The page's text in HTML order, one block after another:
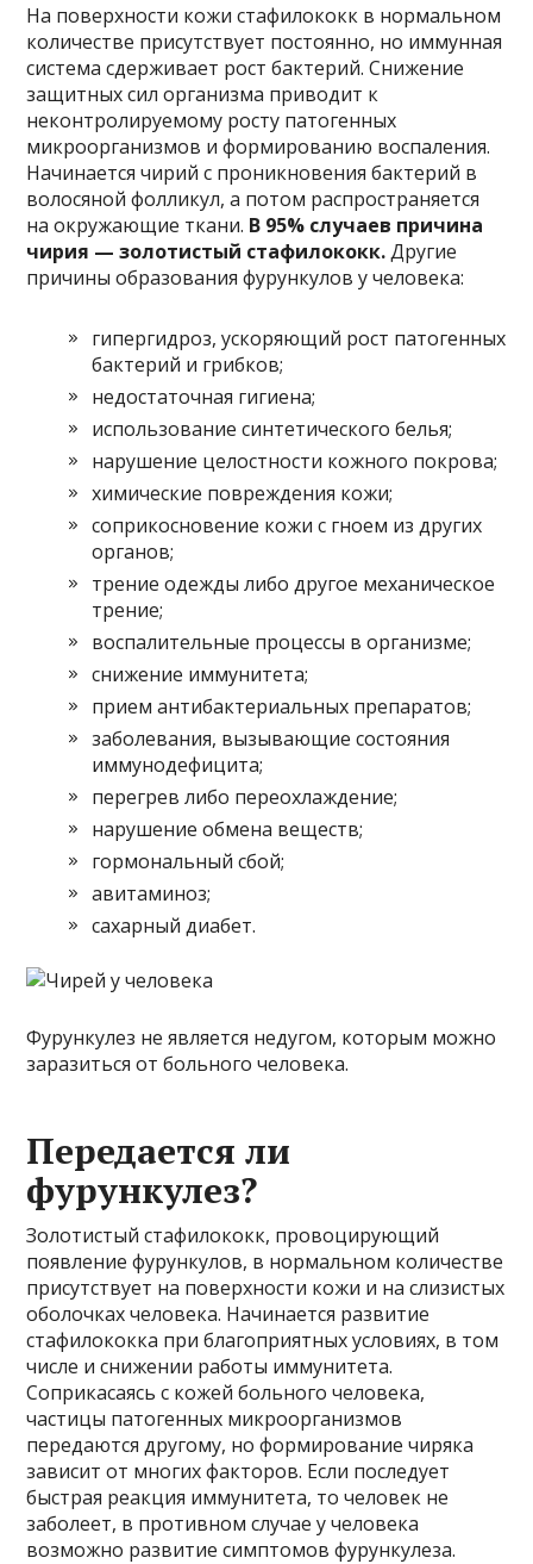
На поверхности кожи стафилококк в нормальном
количестве присутствует постоянно, но иммунная
система сдерживает рост бактерий. Снижение
защитных сил организма приводит к
неконтролируемому росту патогенных
микроорганизмов и формированию воспаления.
Начинается чирий с проникновения бактерий в
волосяной фолликул, а потом распространяется
на окружающие ткани. В 95% случаев причина
чирия — золотистый стафилококк.Другие
причины образования фурункулов у человека:
гипергидроз, ускоряющий рост патогенных
бактерий и грибков;
недостаточная гигиена;
использование синтетического белья;
нарушение целостности кожного покрова;
химические повреждения кожи;
соприкосновение кожи с гноем из других
органов;
трение одежды либо другое механическое
трение;
воспалительные процессы в организме;
снижение иммунитета;
прием антибактериальных препаратов;
заболевания, вызывающие состояния
иммунодефицита;
перегрев либо переохлаждение;
нарушение обмена веществ;
гормональный сбой;
авитаминоз;
сахарный диабет.
Фурункулез не является недугом, которым можно
заразиться от больного человека.
Передается ли
фурункулез?
Золотистый стафилококк, провоцирующий
появление фурункулов, в нормальном количестве
присутствует на поверхности кожи и на слизистых
оболочках человека. Начинается развитие
стафилококка при благоприятных условиях, в том
числе и снижении работы иммунитета.
Соприкасаясь с кожей больного человека,
частицы патогенных микроорганизмов
передаются другому, но формирование чиряка
зависит от многих факторов. Если последует
быстрая реакция иммунитета, то человек не
заболеет, в противном случае у человека
возможно развитие симптомов фурункулеза.